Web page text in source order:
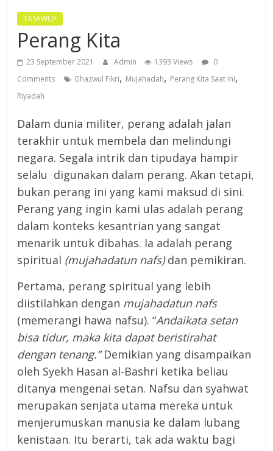
TASAWUF
Perang Kita
23 September 2021 Admin 1393 Views
0
Comments
Ghazwul Fikri, Mujahadah, Perang Kita Saat Ini,
Riyadah
Dalam dunia militer, perang adalah jalan
terakhir untuk membela dan melindungi
negara. Segala intrik dan tipudaya hampir
selalu digunakan dalam perang. Akan tetapi,
bukan perang ini yang kami maksud di sini.
Perang yang ingin kami ulas adalah perang
dalam konteks kesantrian yang sangat
menarik untuk dibahas. Ia adalah perang
spiritual (mujahadatun nafs)dan pemikiran.
Pertama, perang spiritual yang lebih
diistilahkan dengan mujahadatun nafs
(memerangi hawa nafsu). “Andaikata setan
bisa tidur, maka kita dapat beristirahat
dengan tenang.”Demikian yang disampaikan
oleh Syekh Hasan al-Bashri ketika beliau
ditanya mengenai setan. Nafsu dan syahwat
merupakan senjata utama mereka untuk
menjerumuskan manusia ke dalam lubang
kenistaan. Itu berarti, tak ada waktu bagi